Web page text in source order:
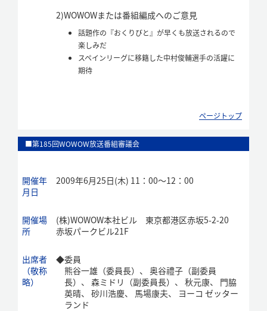
2)WOWOWまたは番組編成へのご意見
話題作の『おくりびと』が早くも放送されるので
楽しみだ
スペインリーグに移籍した中村俊輔選手の活躍に
期待
ページトップ
■第185回WOWOW放送番組審議会
開催年
月日
2009年6月25日(木) 11：00～12：00
開催場
所
(株)WOWOW本社ビル 東京都港区赤坂5-2-20
赤坂パークビル21F
出席者
（敬称
略）
◆委員
熊谷一雄（委員長）、 奥谷禮子（副委員
長）、 森ミドリ（副委員長）、 秋元康、 門脇
英晴、 砂川浩慶、 馬場康夫、 ヨーコ ゼッター
ランド